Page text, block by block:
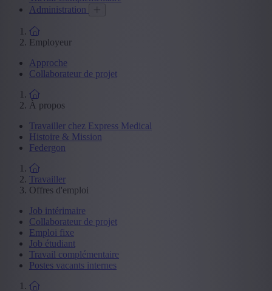
Administration
Employeur
Approche
Collaborateur de projet
À propos
Travailler chez Express Medical
Histoire & Mission
Federgon
Travailler
Offres d'emploi
Job intérimaire
Collaborateur de projet
Emploi fixe
Job étudiant
Travail complémentaire
Postes vacants internes